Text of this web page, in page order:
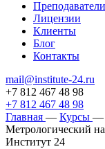
Преподаватели
Лицензии
Клиенты
Блог
Контакты
mail@institute-24.ru
+7 812 467 48 98
+7 812 467 48 98
Главная — Курсы —
Метрологический
Институт 24